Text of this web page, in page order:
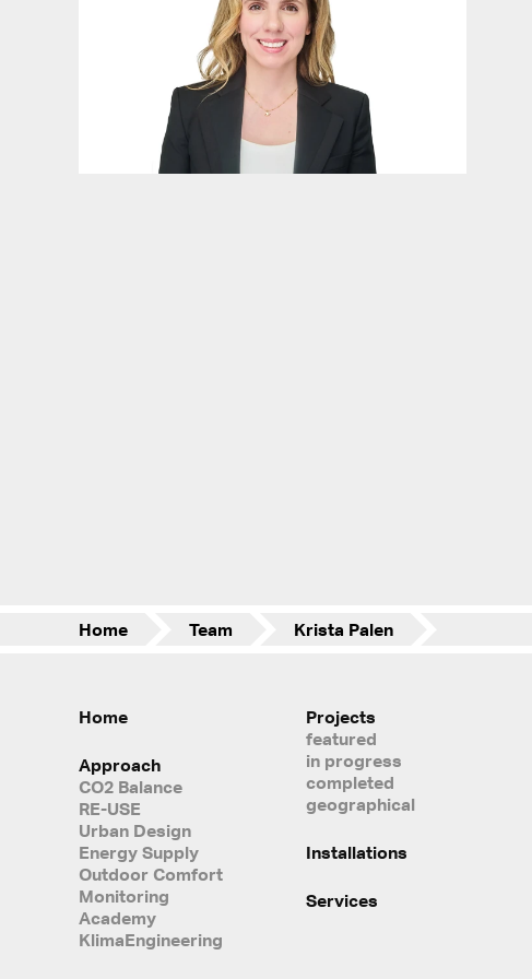
Home Team Krista Palen
Home
Approach
CO2 Balance
RE-USE
Urban Design
Energy Supply
Outdoor Comfort
Monitoring
Academy
KlimaEngineering
Projects
featured
in progress
completed
geographical
Installations
Services